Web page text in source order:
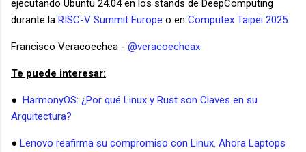
ejecutando Ubuntu 24.04 en los stands de DeepComputing
durante la RISC-V Summit Europe o en Computex Taipei 2025.
Francisco Veracoechea - @veracoecheax
Te puede interesar:
● HarmonyOS: ¿Por qué Linux y Rust son Claves en su
Arquitectura?
● Lenovo reafirma su compromiso con Linux. Ahora Laptops